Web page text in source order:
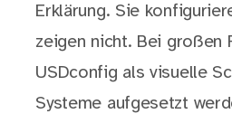
Erklärung. Sie
zeigen nicht. Bei großen
USDconfig als visuelle
Systeme aufgesetzt